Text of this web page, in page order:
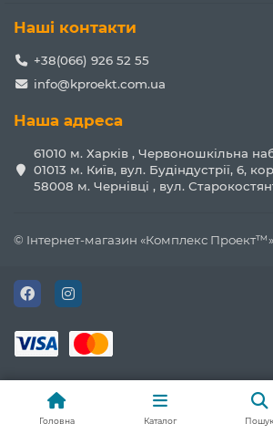
Наші контакти
+38(066) 926 52 55
info@kproekt.com.ua
Наша адреса
61010 м. Харків , Червоношкільна
01013 м. Київ, вул. Будіндустрії, 6,
58008 м. Чернівці , вул.
© Інтернет-магазин «Комплекс
Головна Каталог Пошук